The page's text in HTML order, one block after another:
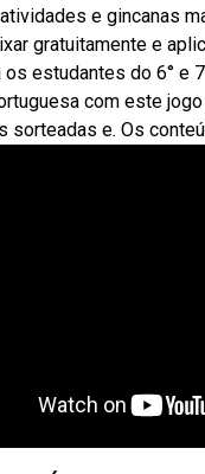
e gincanas
gratuitamente e
estudantes do 6° e
com este
sorteadas e. Os